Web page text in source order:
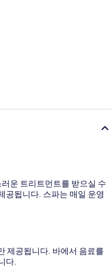
운 트리트먼트를 받으실 수
공됩니다. 스파는 매일 운영
제공됩니다. 바에서 음료를
다.